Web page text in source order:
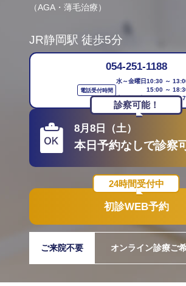
（AGA・薄毛治療）
JR静岡駅 徒歩5分
054-251-1188
電話受付時間
水～金曜日10:30 ～
15:00 ～
土・日・祝日10:30 ～
診察可能！
8月8日（土）
本日予約なしで診察
24時間受付中
初診WEB予約
ご来院不要 オンライン診療ご